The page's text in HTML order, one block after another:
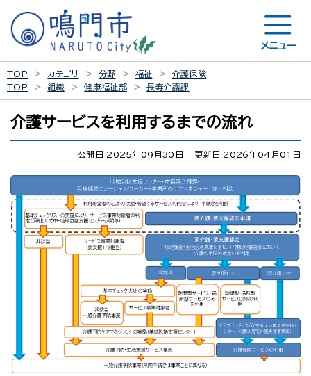
メニュー
TOP カテゴリ 分野 福祉
介護保険
TOP
組織 健康福祉部 長寿介護課
介護サービスを利用するまでの流れ
公開日 2025年09月30日 更新日 2026年04月01日